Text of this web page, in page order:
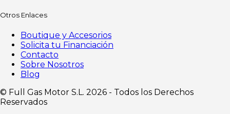
Otros Enlaces
Boutique y Accesorios
Solicita tu Financiación
Contacto
Sobre Nosotros
Blog
©️ Full Gas Motor S.L. 2026 - Todos los Derechos
Reservados